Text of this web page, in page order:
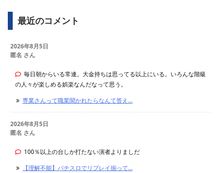
最近のコメント
2026年8月5日
匿名 さん
毎日朝からいる常連。大金持ちは思ってる以上にいる。いろんな階級
の人々が楽しめる娯楽なんだなって思う。
専業さんって職業聞かれたらなんて答え...
2026年8月5日
匿名 さん
100％以上の台しか打たない演者よりましだ
【理解不能】パチスロでリプレイ揃って...